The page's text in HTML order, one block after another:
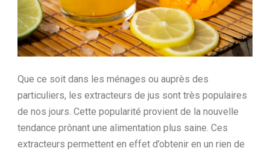
Que ce soit dans les ménages ou auprès des
particuliers, les extracteurs de jus sont très populaires
de nos jours. Cette popularité provient de la nouvelle
tendance prônant une alimentation plus saine. Ces
extracteurs permettent en effet d’obtenir en un rien de